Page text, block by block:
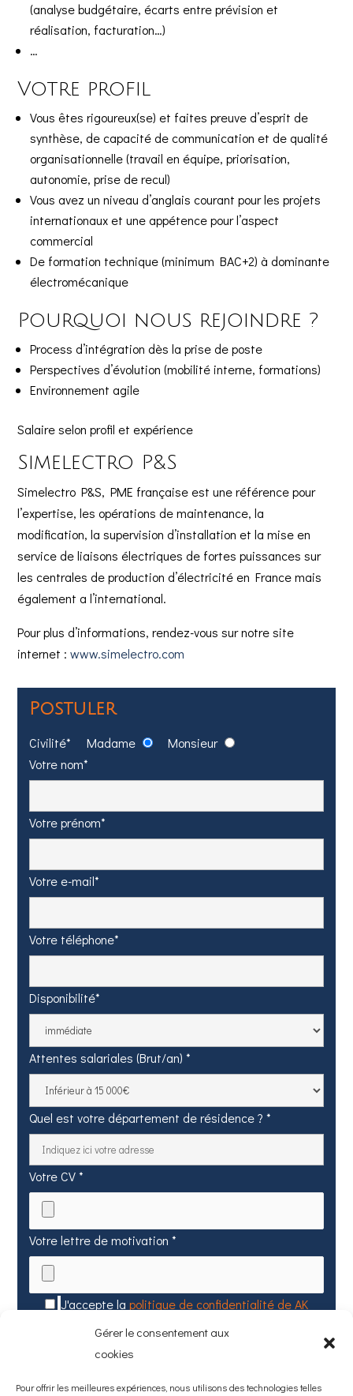
Gérer le consentement aux
cookies
Pour offrir les meilleures expériences, nous utilisons des technologies telles
(analyse budgétaire, écarts entre prévision et
réalisation, facturation…)
…
Votre profil
Vous êtes rigoureux(se) et faites preuve d’esprit de
synthèse, de capacité de communication et de qualité
organisationnelle (travail en équipe, priorisation,
autonomie, prise de recul)
Vous avez un niveau d’anglais courant pour les projets
internationaux et une appétence pour l’aspect
commercial
De formation technique (minimum BAC+2) à dominante
électromécanique
Pourquoi nous rejoindre ?
Process d’intégration dès la prise de poste
Perspectives d’évolution (mobilité interne, formations)
Environnement agile
Salaire selon profil et expérience
Simelectro P&S
Simelectro P&S, PME française est une référence pour
l’expertise, les opérations de maintenance, la
modification, la supervision d’installation et la mise en
service de liaisons électriques de fortes puissances sur
les centrales de production d’électricité en France mais
également a l’international.
Pour plus d’informations, rendez-vous sur notre site
internet :www.simelectro.com
Postuler
Civilité* Madame
Monsieur
Votre nom*
Votre prénom*
Votre e-mail*
Votre téléphone*
Disponibilité*
Attentes salariales (Brut/an) *
Quel est votre département de résidence ? *
Votre CV *
Votre lettre de motivation *
J'accepte lapolitique de confidentialité de AK